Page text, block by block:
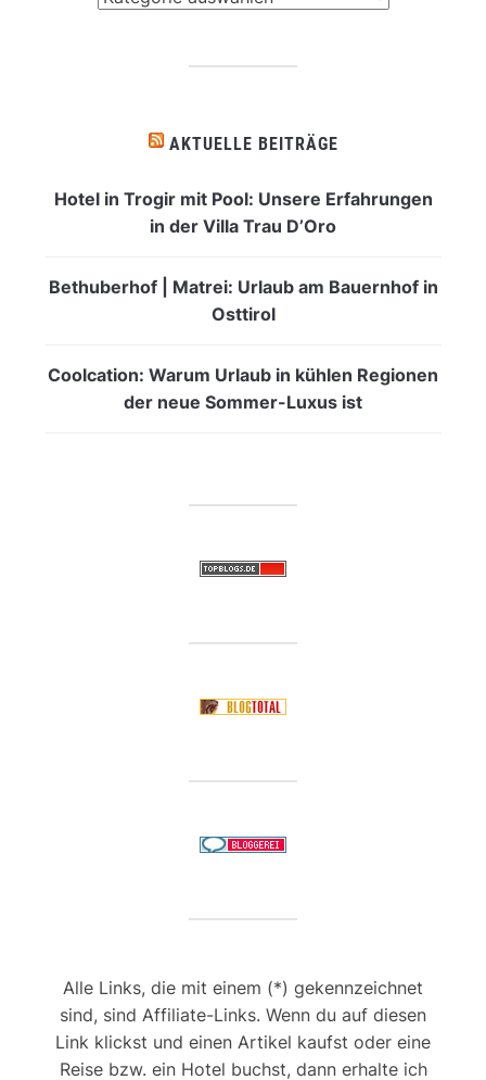
AKTUELLE BEITRÄGE
Hotel in Trogir mit Pool: Unsere Erfahrungen
in der Villa Trau D’Oro
Bethuberhof | Matrei: Urlaub am Bauernhof in
Osttirol
Coolcation: Warum Urlaub in kühlen Regionen
der neue Sommer-Luxus ist
Alle Links, die mit einem (*) gekennzeichnet
sind, sind Affiliate-Links. Wenn du auf diesen
Link klickst und einen Artikel kaufst oder eine
Reise bzw. ein Hotel buchst, dann erhalte ich